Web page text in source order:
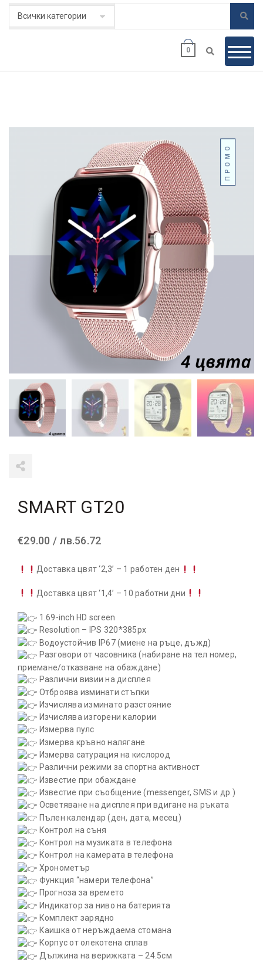
0
ПРОМО
SMART GT20
€29.00 / лв.56.72
Доставка цвят ‘2,3’ – 1 работен ден
Доставка цвят ‘1,4’ – 10 работни дни
1.69-inch HD screen
Resolution – IPS 320*385px
Водоустойчив IP67 (миене на ръце, дъжд)
Разговори от часовника (набиране на тел номер,
приемане/отказване на обаждане)
Различни визии на дисплея
Отброява изминати стъпки
Изчислява изминато разстояние
Изчислява изгорени калории
Измерва пулс
Измерва кръвно налягане
Измерва сатурация на кислород
Различни режими за спортна активност
Известие при обаждане
Известие при съобщение (messenger, SMS и др.)
Осветяване на дисплея при вдигане на ръката
Пълен календар (ден, дата, месец)
Контрол на съня
Контрол на музиката в телефона
Контрол на камерата в телефона
Хронометър
Функция “намери телефона”
Прогноза за времето
Индикатор за ниво на батерията
Комплект зарядно
Каишка от неръждаема стомана
Корпус от олекотена сплав
Дължина на верижката – 24.5см